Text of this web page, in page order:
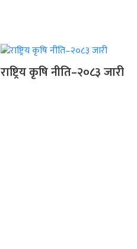
राष्ट्रिय कृषि नीति–२०८३ जारी